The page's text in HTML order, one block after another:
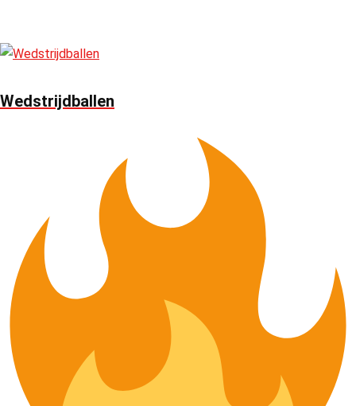
Wedstrijdballen